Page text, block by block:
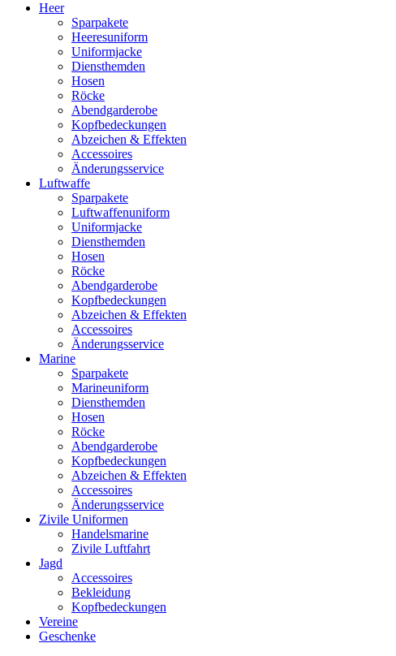
Heer
Sparpakete
Heeresuniform
Uniformjacke
Diensthemden
Hosen
Röcke
Abendgarderobe
Kopfbedeckungen
Abzeichen & Effekten
Accessoires
Änderungsservice
Luftwaffe
Sparpakete
Luftwaffenuniform
Uniformjacke
Diensthemden
Hosen
Röcke
Abendgarderobe
Kopfbedeckungen
Abzeichen & Effekten
Accessoires
Änderungsservice
Marine
Sparpakete
Marineuniform
Diensthemden
Hosen
Röcke
Abendgarderobe
Kopfbedeckungen
Abzeichen & Effekten
Accessoires
Änderungsservice
Zivile Uniformen
Handelsmarine
Zivile Luftfahrt
Jagd
Accessoires
Bekleidung
Kopfbedeckungen
Vereine
Geschenke